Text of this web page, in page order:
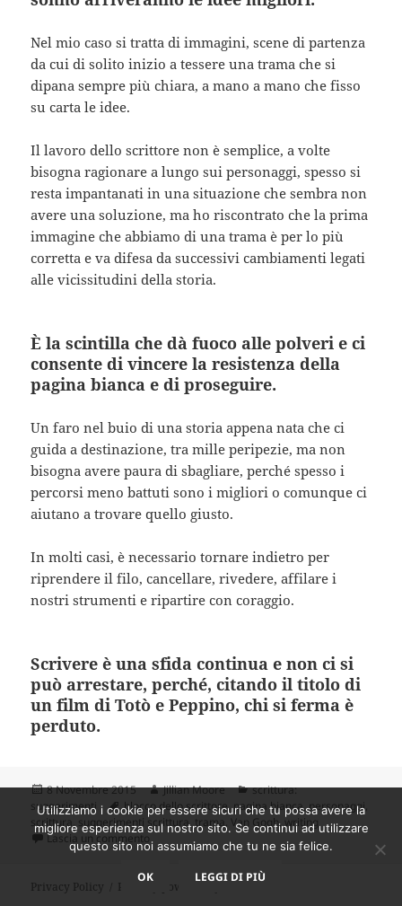
Nel mio caso si tratta di immagini, scene di partenza
da cui di solito inizio a tessere una trama che si
dipana sempre più chiara, a mano a mano che fisso
su carta le idee.
Il lavoro dello scrittore non è semplice, a volte
bisogna ragionare a lungo sui personaggi, spesso si
resta impantanati in una situazione che sembra non
avere una soluzione, ma ho riscontrato che la prima
immagine che abbiamo di una trama è per lo più
corretta e va difesa da successivi cambiamenti legati
alle vicissitudini della storia.
È la scintilla che dà fuoco alle polveri e ci
consente di vincere la resistenza della
pagina bianca e di proseguire.
Un faro nel buio di una storia appena nata che ci
guida a destinazione, tra mille peripezie, ma non
bisogna avere paura di sbagliare, perché spesso i
percorsi meno battuti sono i migliori o comunque ci
aiutano a trovare quello giusto.
In molti casi, è necessario tornare indietro per
riprendere il filo, cancellare, rivedere, affilare i
nostri strumenti e ripartire con coraggio.
Scrivere è una sfida continua e non ci si
può arrestare, perché, citando il titolo di
un film di Totò e Peppino, chi si ferma è
perduto.
Scritto
il
8 Novembre 2015 Autore
Jillian Moore Categorie
scrittura:
suggerimenti
Tag
blocco dello scrittore,pagina bianca,personaggi,
scrittura,suggerimenti scrittura,trama, Van Gogh,writing
Lascia un commentosu Chi ha paura della pagina bianca?
Privacy Policy Proudly powered by WordPress
Utilizziamo i cookie per essere sicuri che tu possa avere la
migliore esperienza sul nostro sito. Se continui ad utilizzare
questo sito noi assumiamo che tu ne sia felice.
OK LEGGI DI PIÙ